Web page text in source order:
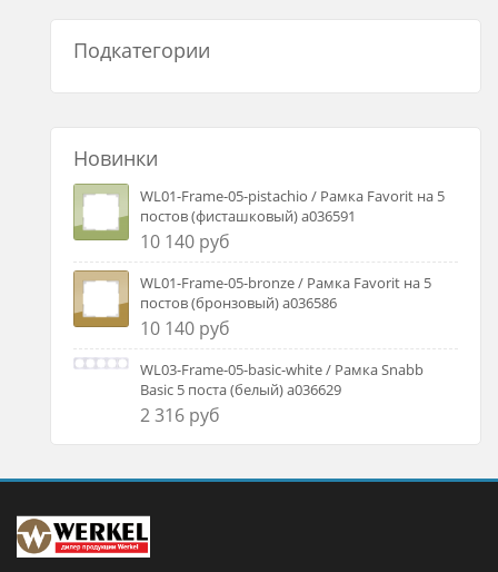
Подкатегории
Новинки
WL01-Frame-05-pistachio / Рамка Favorit на 5
постов (фисташковый) a036591
10 140 руб
WL01-Frame-05-bronze / Рамка Favorit на 5
постов (бронзовый) a036586
10 140 руб
WL03-Frame-05-basic-white / Рамка Snabb
Basic 5 поста (белый) a036629
2 316 руб